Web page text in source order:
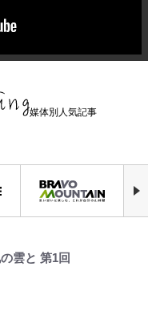
媒体別人気記事
雲と 第1回
集はなぜ私服なの
帯」の一端にいるこ
シャじゃん｣中田英
りたいゾ
来る前に妊娠しま
、このジャンルはそ
そりイケメン近影に